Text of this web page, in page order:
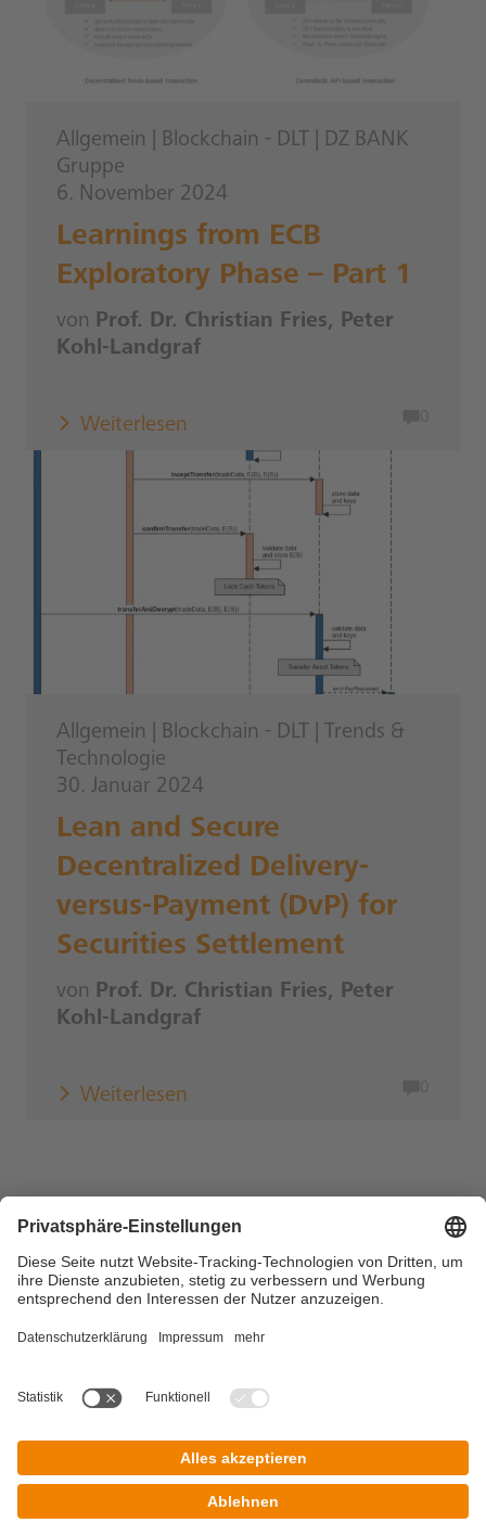
Allgemein Blockchain - DLT
DZ BANK
Gruppe
6. November 2024
Learnings from ECB
Exploratory Phase – Part 1
von Prof. Dr. Christian Fries, Peter
Kohl-Landgraf
Weiterlesen
Allgemein Blockchain - DLT
Trends &
Technologie
30. Januar 2024
Lean and Secure
Decentralized Delivery-
versus-Payment (DvP) for
Securities Settlement
von Prof. Dr. Christian Fries, Peter
Kohl-Landgraf
Weiterlesen
Impressum